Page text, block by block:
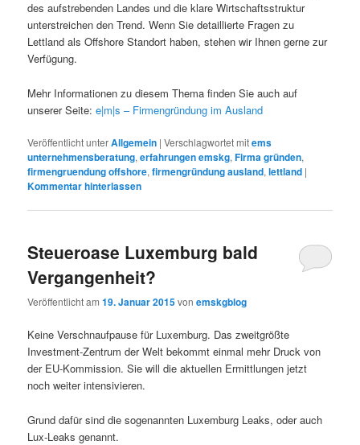
des aufstrebenden Landes und die klare Wirtschaftsstruktur
unterstreichen den Trend. Wenn Sie detaillierte Fragen zu
Lettland als Offshore Standort haben, stehen wir Ihnen gerne zur
Verfügung.
Mehr Informationen zu diesem Thema finden Sie auch auf
unserer Seite:e|m|s – Firmengründung im Ausland
Veröffentlicht unterAllgemein |Verschlagwortet mitems
unternehmensberatung,erfahrungen emskg,Firma gründen,
firmengruendung offshore,firmengründung ausland,lettland |
Kommentar hinterlassen
Steueroase Luxemburg bald
Vergangenheit?
Veröffentlicht am19. Januar 2015vonemskgblog
Keine Verschnaufpause für Luxemburg. Das zweitgrößte
Investment-Zentrum der Welt bekommt einmal mehr Druck von
der EU-Kommission. Sie will die aktuellen Ermittlungen jetzt
noch weiter intensivieren.
Grund dafür sind die sogenannten Luxemburg Leaks, oder auch
Lux-Leaks genannt.